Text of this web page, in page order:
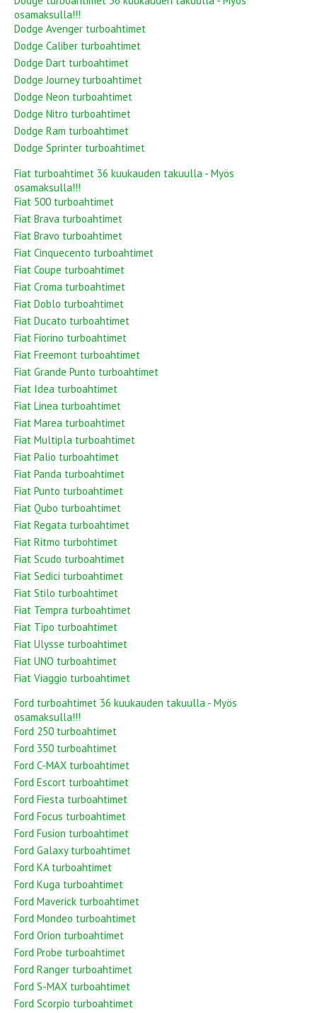
osamaksulla!!!
Dodge Avenger turboahtimet
Dodge Caliber turboahtimet
Dodge Dart turboahtimet
Dodge Journey turboahtimet
Dodge Neon turboahtimet
Dodge Nitro turboahtimet
Dodge Ram turboahtimet
Dodge Sprinter turboahtimet
Fiat turboahtimet 36 kuukauden takuulla - Myös
osamaksulla!!!
Fiat 500 turboahtimet
Fiat Brava turboahtimet
Fiat Bravo turboahtimet
Fiat Cinquecento turboahtimet
Fiat Coupe turboahtimet
Fiat Croma turboahtimet
Fiat Doblo turboahtimet
Fiat Ducato turboahtimet
Fiat Fiorino turboahtimet
Fiat Freemont turboahtimet
Fiat Grande Punto turboahtimet
Fiat Idea turboahtimet
Fiat Linea turboahtimet
Fiat Marea turboahtimet
Fiat Multipla turboahtimet
Fiat Palio turboahtimet
Fiat Panda turboahtimet
Fiat Punto turboahtimet
Fiat Qubo turboahtimet
Fiat Regata turboahtimet
Fiat Ritmo turbohtimet
Fiat Scudo turboahtimet
Fiat Sedici turboahtimet
Fiat Stilo turboahtimet
Fiat Tempra turboahtimet
Fiat Tipo turboahtimet
Fiat Ulysse turboahtimet
Fiat UNO turboahtimet
Fiat Viaggio turboahtimet
Ford turboahtimet 36 kuukauden takuulla - Myös
osamaksulla!!!
Ford 250 turboahtimet
Ford 350 turboahtimet
Ford C-MAX turboahtimet
Ford Escort turboahtimet
Ford Fiesta turboahtimet
Ford Focus turboahtimet
Ford Fusion turboahtimet
Ford Galaxy turboahtimet
Ford KA turboahtimet
Ford Kuga turboahtimet
Ford Maverick turboahtimet
Ford Mondeo turboahtimet
Ford Orion turboahtimet
Ford Probe turboahtimet
Ford Ranger turboahtimet
Ford S-MAX turboahtimet
Ford Scorpio turboahtimet